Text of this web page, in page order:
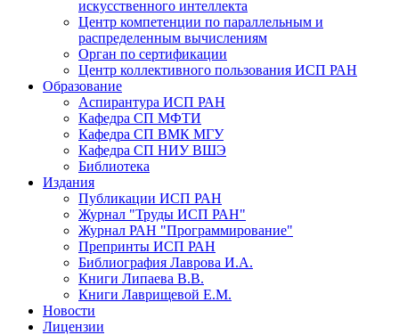
искусственного интеллекта
Центр компетенции по параллельным и
распределенным вычислениям
Орган по сертификации
Центр коллективного пользования ИСП РАН
Образование
Аспирантура ИСП РАН
Кафедра СП МФТИ
Кафедра СП ВМК МГУ
Кафедра СП НИУ ВШЭ
Библиотека
Издания
Публикации ИСП РАН
Журнал "Труды ИСП РАН"
Журнал РАН "Программирование"
Препринты ИСП РАН
Библиография Лаврова И.А.
Книги Липаева В.В.
Книги Лаврищевой Е.М.
Новости
Лицензии